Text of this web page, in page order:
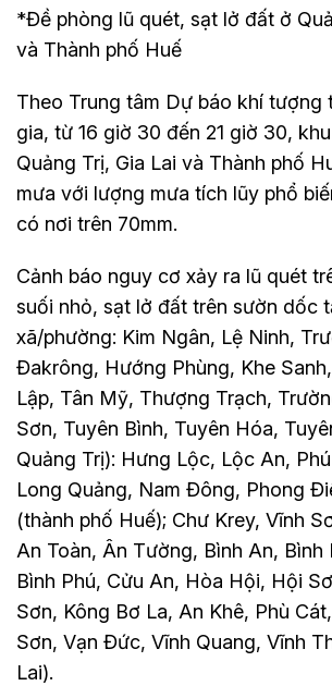
*Đề phòng lũ quét, sạt lở đất ở
và Thành phố Huế
Theo Trung tâm Dự báo khí tượng
gia, từ 16 giờ 30 đến 21 giờ 30,
Quảng Trị, Gia Lai và Thành phố
mưa với lượng mưa tích lũy phổ
có nơi trên 70mm.
Cảnh báo nguy cơ xảy ra lũ quét
suối nhỏ, sạt lở đất trên sườn dốc
xã/phường: Kim Ngân, Lệ Ninh,
Đakrông, Hướng Phùng, Khe
Lập, Tân Mỹ, Thượng Trạch,
Sơn, Tuyên Bình, Tuyên Hóa,
Quảng Trị): Hưng Lộc, Lộc An,
Long Quảng, Nam Đông, Phong
(thành phố Huế); Chư Krey, Vĩnh
An Toàn, Ân Tường, Bình An, Bình
Bình Phú, Cửu An, Hòa Hội, Hội
Sơn, Kông Bơ La, An Khê, Phù
Sơn, Vạn Đức, Vĩnh Quang, Vĩnh
Lai).